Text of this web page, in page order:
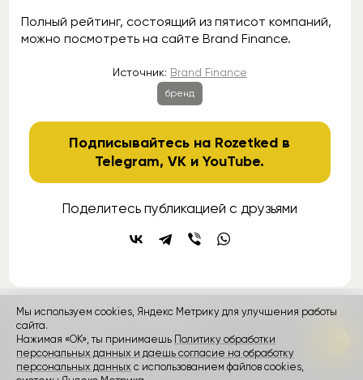
Полный рейтинг, состоящий из пятисот компаний,
можно посмотреть на сайте Brand Finance.
Источник: Brand Finance
бренд
Подписывайтесь на Rozetked в
Telegram,VK иYouTube.
Поделитесь публикацией с друзьями
контакты
Rozetked © 2026
Пользовательское соглашение
Мы используем cookies, Яндекс Метрику для улучшения работы
сайта.
Нажимая «ОК», ты принимаешь Политику обработки
персональных данных и даешь согласие на обработку
персональных данных с использованием файлов cookies,